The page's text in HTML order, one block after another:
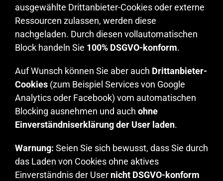
ausgewählte Drittanbieter-Cookies oder externe
Ressourcen zulassen, werden diese
nachgeladen. Durch diesen vollautomatischen
Block handeln Sie 100% DSGVO-konform.
Auf Wunsch können Sie aber auch Drittanbieter-
Cookies (zum Beispiel Services von Google
Analytics oder Facebook) vom automatischen
Blocking ausnehmen und auch ohne
Einverständniserklärung der User laden.
Warnung: Seien Sie sich bewusst, dass Sie durch
das Laden von Cookies ohne aktives
Einverständnis der User nicht DSGVO-konform